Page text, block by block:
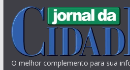
O melhor complemento para sua